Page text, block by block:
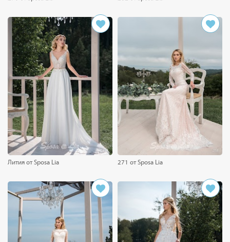
Лития от Sposa Lia 271 от Sposa Lia